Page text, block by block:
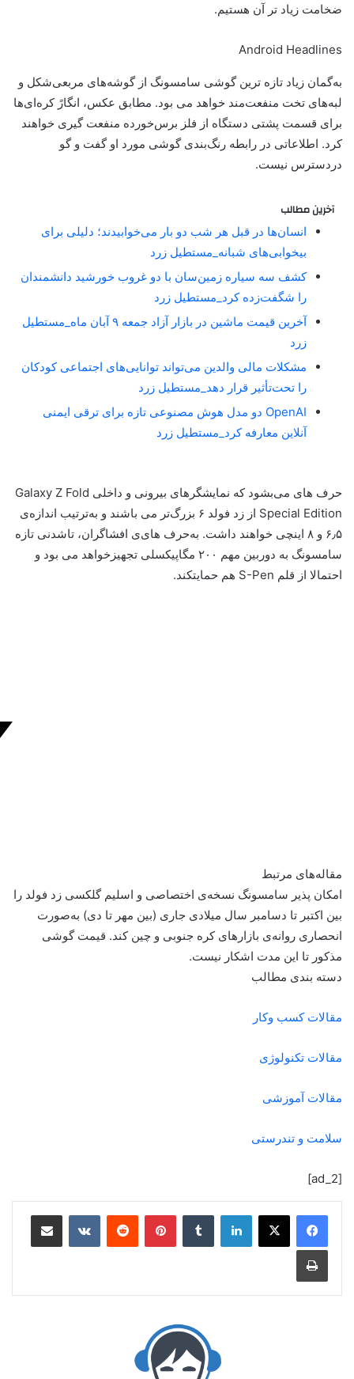
ضخامت زیاد تر آن هستیم.
Android Headlines
به‌گمان زیاد تازه ترین گوشی سامسونگ از گوشه‌های مربعی‌شکل و
لبه‌های تخت منفعت‌مند خواهد می بود. مطابق عکس، انگارً کره‌ای‌ها
برای قسمت پشتی دستگاه از فلز برس‌خورده منفعت گیری خواهند
کرد. اطلاعاتی در رابطه رنگ‌بندی گوشی مورد او گفت و گو
دردسترس نیست.
آخرین مطالب
انسان‌ها در قبل هر شب دو بار می‌خوابیدند؛ دلیلی برای
بیخوابی‌های شبانه_مستطیل زرد
کشف سه سیاره زمین‌سان با دو غروب خورشید دانشمندان
را شگفت‌زده کرد_مستطیل زرد
آخرین قیمت ماشین در بازار آزاد جمعه ۹ آبان ماه_مستطیل
زرد
مشکلات مالی والدین می‌تواند توانایی‌های اجتماعی کودکان
را تحت‌تأثیر قرار دهد_مستطیل زرد
OpenAI دو مدل هوش مصنوعی تازه برای ترقی ایمنی
آنلاین معارفه کرد_مستطیل زرد
حرف های می‌بشود که نمایشگر‌های بیرونی و داخلی Galaxy Z Fold
Special Edition از زد فولد ۶ بزرگ‌تر می باشند و به‌ترتیب اندازه‌ی
۶٫۵ و ۸ اینچی خواهند داشت. به‌حرف های‌ی افشاگران، تاشدنی تازه
سامسونگ به دوربین مهم ۲۰۰ مگاپیکسلی تجهیزخواهد می بود و
احتمالا از قلم S-Pen هم حمایتکند.
مقاله‌های مرتبط
امکان پذیر سامسونگ نسخه‌ی اختصاصی‌ و اسلیم گلکسی زد فولد را
بین اکتبر تا دسامبر سال میلادی جاری (بین مهر تا دی) به‌صورت
انحصاری روانه‌ی بازار‌های کره جنوبی و چین کند. قیمت گوشی
مذکور تا این مدت اشکار نیست.
دسته بندی مطالب
مقالات کسب وکار
مقالات تکنولوژی
مقالات آموزشی
سلامت و تندرستی
[ad_2]